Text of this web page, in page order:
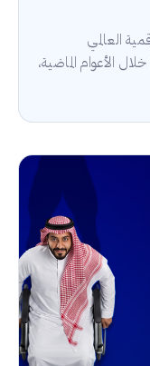
العالمي
الأعوام الماضية،